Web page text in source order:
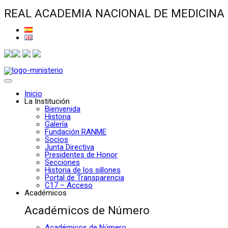
REAL ACADEMIA NACIONAL DE MEDICINA
Inicio
La Institución
Bienvenida
Historia
Galería
Fundación RANME
Socios
Junta Directiva
Presidentes de Honor
Secciones
Historia de los sillones
Portal de Transparencia
C17 – Acceso
Académicos
Académicos de Número